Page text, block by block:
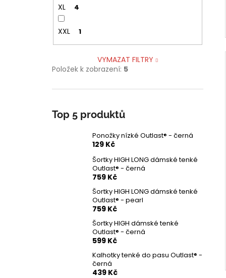
XL 4
XXL 1
VYMAZAT FILTRY
Položek k zobrazení: 5
Top 5 produktů
Ponožky nízké Outlast® - černá
129 Kč
Šortky HIGH LONG dámské tenké
Outlast® - černá
759 Kč
Šortky HIGH LONG dámské tenké
Outlast® - pearl
759 Kč
Šortky HIGH dámské tenké
Outlast® - černá
599 Kč
Kalhotky tenké do pasu Outlast® -
černá
439 Kč